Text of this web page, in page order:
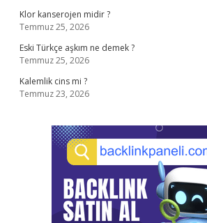
Klor kanserojen midir ?
Temmuz 25, 2026
Eski Türkçe aşkım ne demek ?
Temmuz 25, 2026
Kalemlik cins mi ?
Temmuz 23, 2026